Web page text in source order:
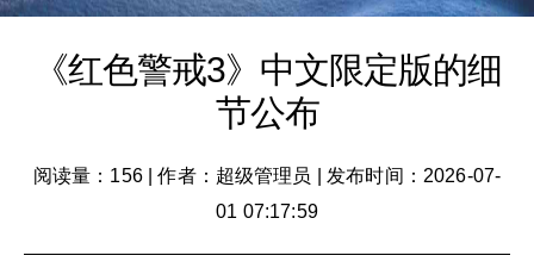
《红色警戒3》中文限定版的细
节公布
阅读量：156|作者：超级管理员
发布时间：2026-07-
01 07:17:59